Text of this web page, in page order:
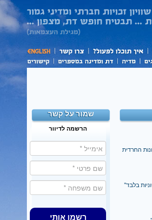
שמור על קשר
הרשמה לדיוור
רשמו אותי
החרדית
בלבד"